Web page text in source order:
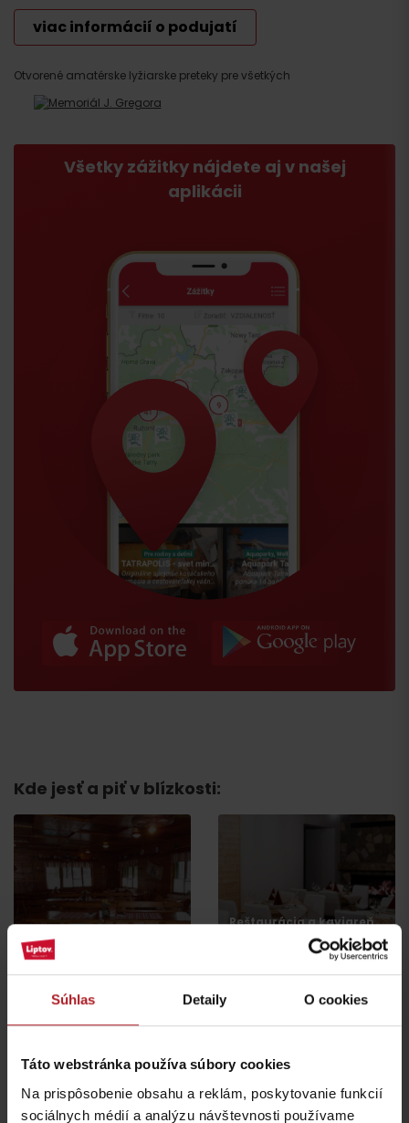
Súhlas Detaily O cookies
Táto webstránka používa súbory cookies
Na prispôsobenie obsahu a reklám, poskytovanie funkcií
sociálnych médií a analýzu návštevnosti používame
Otvorené amatérske lyžiarske preteky pre všetkých
Všetky zážitky nájdete aj v našej
aplikácii
viac informácií o podujatí
Kde jesť a piť v blízkosti:
Jánošíkova koliba
Liptovská Osada
Reštaurácia a kaviareň
Liptovská Osada